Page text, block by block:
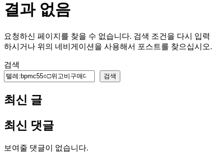
결과 없음
요청하신 페이지를 찾을 수 없습니다. 검색 조건을 다시 입력
하시거나 위의 네비게이션을 사용해서 포스트를 찾으십시오.
검색
검색
최신 글
최신 댓글
보여줄 댓글이 없습니다.